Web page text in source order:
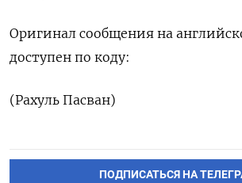
Оригинал сообщения на
доступен по коду:
(Рахуль Пасван)
ПОДПИСАТЬСЯ НА